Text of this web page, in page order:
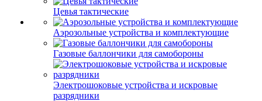
Цевья тактические
Аэрозольные устройства и комплектующие
Газовые баллончики для самобороны
Электрошоковые устройства и искровые
разрядники